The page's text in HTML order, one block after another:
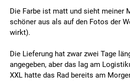
Die Farbe ist matt und sieht meiner
schöner aus als auf den Fotos der
wirkt).
Die Lieferung hat zwar zwei Tage
angegeben, aber das lag am
XXL hatte das Rad bereits am